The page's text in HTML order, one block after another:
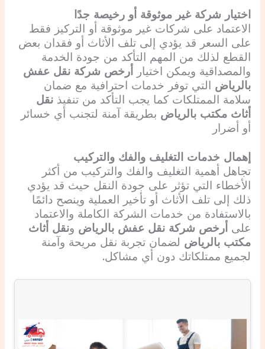
اختيار شركة غير موثوقة أو رخيصة جدًا
الاعتماد على شركات غير موثوقة أو التركيز فقط
على السعر قد يؤدي إلى تلف الأثاث أو فقدان بعض
القطع لذلك من المهم التأكد من جودة الخدمة
والمصداقية ويمكن اختيار أرخص شركة نقل عفش
بالرياض التي توفر خدمات احترافية مع ضمان
سلامة الممتلكات كما يجب التأكد من تنفيذ نقل
أثاث مكتب بالرياض بطريقة آمنة لتجنب أي خسائر
أو أضرار
إهمال خدمات التغليف والفك والتركيب
تجاهل أهمية التغليف والفك والتركيب من أكثر
الأخطاء التي تؤثر على جودة النقل حيث قد يؤدي
ذلك إلى تلف الأثاث أو تأخير العملية وينصح دائمًا
بالاستفادة من خدمات الشركة الكاملة والاعتماد
على أرخص شركة نقل عفش بالرياض ونقل أثاث
مكتب بالرياض لضمان تجربة نقل مريحة وآمنة
لجميع ممتلكاتك دون أي مشاكل.